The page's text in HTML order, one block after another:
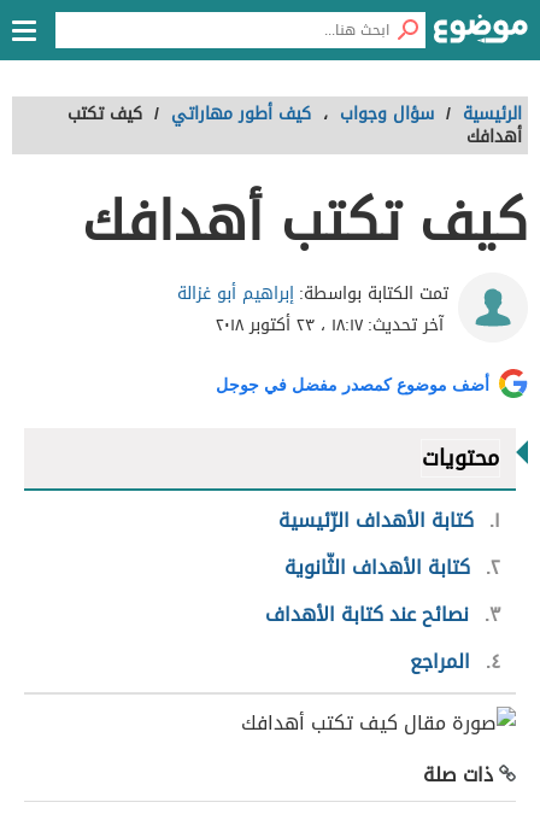
الرئيسية / سؤال وجواب ، كيف أطور مهاراتي / كيف تكتب
أهدافك
كيف تكتب أهدافك
تمت الكتابة بواسطة:إبراهيم أبو غزالة
آخر تحديث:١٨:١٧ ، ٢٣ أكتوبر ٢٠١٨
أضف موضوع كمصدر مفضل في جوجل
محتويات
١ كتابة الأهداف الرّئيسية
٢ كتابة الأهداف الثّانوية
٣ نصائح عند كتابة الأهداف
٤
المراجع
ذات صلة